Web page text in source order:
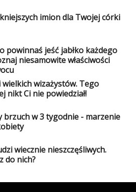
imion dla Twojej córki
powinnaś jeść jabłko każdego
niesamowite właściwości
wielkich wizażystów. Tego
nikt Ci nie powiedział!
brzuch w 3 tygodnie - marzenie
wiecznie nieszczęśliwych.
do nich?